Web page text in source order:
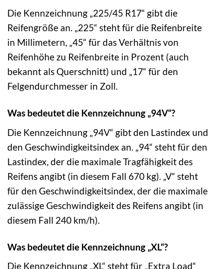
Die Kennzeichnung „225/45 R17“ gibt die
Reifengröße an. „225“ steht für die Reifenbreite
in Millimetern, „45“ für das Verhältnis von
Reifenhöhe zu Reifenbreite in Prozent (auch
bekannt als Querschnitt) und „17“ für den
Felgendurchmesser in Zoll.
Was bedeutet die Kennzeichnung „94V“?
Die Kennzeichnung „94V“ gibt den Lastindex und
den Geschwindigkeitsindex an. „94“ steht für den
Lastindex, der die maximale Tragfähigkeit des
Reifens angibt (in diesem Fall 670 kg). „V“ steht
für den Geschwindigkeitsindex, der die maximale
zulässige Geschwindigkeit des Reifens angibt (in
diesem Fall 240 km/h).
Was bedeutet die Kennzeichnung „XL“?
Die Kennzeichnung „XL“ steht für „Extra Load“